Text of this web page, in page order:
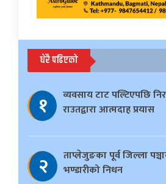
धेरै पढिएको
१
व्यवसाय टाट पल्टिएपछि
राउतद्वारा आत्मदाह प्रयास
२
ताप्लेजुङका पूर्व जिल्ला
भण्डारीको निधन